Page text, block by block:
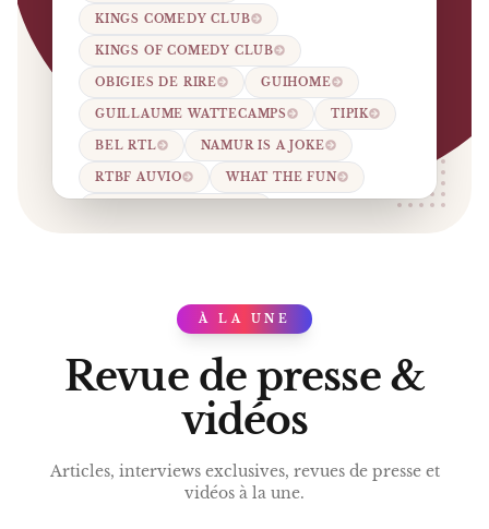
KINGS COMEDY CLUB
KINGS OF COMEDY CLUB
OBIGIES DE RIRE GUIHOME
GUILLAUME WATTECAMPS TIPIK
BEL RTL NAMUR IS A JOKE
RTBF AUVIO WHAT THE FUN
PRESS
À LA UNE
Revue de presse &
vidéos
Articles, interviews exclusives, revues de presse et
vidéos à la une.